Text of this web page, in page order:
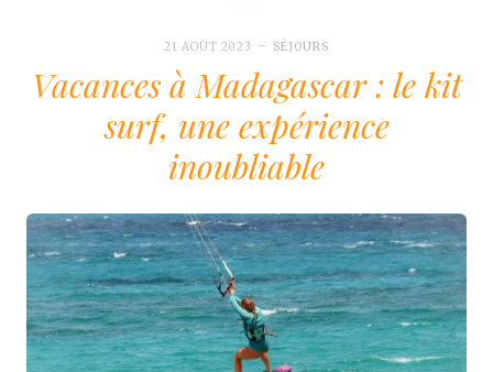
21 AOÛT 2023 SÉJOURS
Vacances à Madagascar : le kit
surf, une expérience
inoubliable